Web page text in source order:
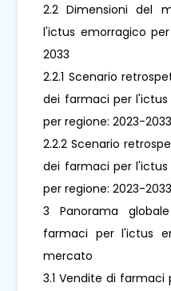
2.2 Dimensioni del
l'ictus emorragico
2033
2.2.1 Scenario
dei farmaci per
per regione: 2023-2033
2.2.2 Scenario
dei farmaci per
per regione: 2023-2033
3 Panorama
farmaci per l'ictus
mercato
3.1 Vendite di